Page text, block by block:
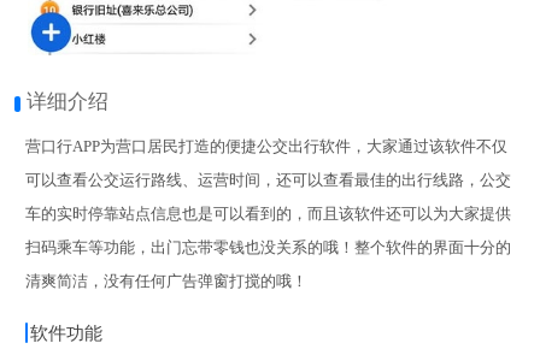
详细介绍
营口行APP为营口居民打造的便捷公交出行软件，大家通过该软件不仅
可以查看公交运行路线、运营时间，还可以查看最佳的出行线路，公交
车的实时停靠站点信息也是可以看到的，而且该软件还可以为大家提供
扫码乘车等功能，出门忘带零钱也没关系的哦！整个软件的界面十分的
清爽简洁，没有任何广告弹窗打搅的哦！
软件功能